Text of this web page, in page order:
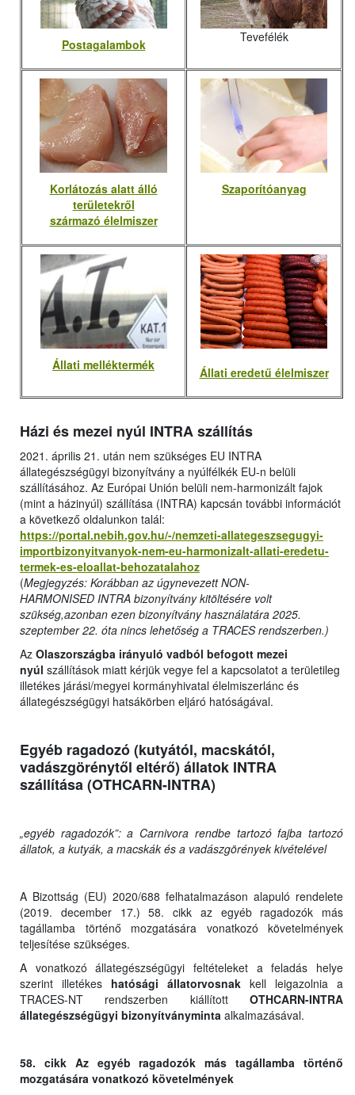
Postagalambok Tevefélék
Korlátozás alatt álló
területekről
származó élelmiszer
Szaporítóanyag
Állati melléktermék Állati eredetű élelmiszer
Házi és mezei nyúl INTRA szállítás
2021. április 21. után nem szükséges EU INTRA
állategészségügyi bizonyítvány a nyúlfélkék EU-n belüli
szállításához. Az Európai Unión belüli nem-harmonizált fajok
(mint a házinyúl) szállítása (INTRA) kapcsán további információt
a következő oldalunkon talál:
https://portal.nebih.gov.hu/-/nemzeti-allategeszsegugyi-
importbizonyitvanyok-nem-eu-harmonizalt-allati-eredetu-
termek-es-eloallat-behozatalahoz
(Megjegyzés: Korábban az úgynevezett NON-
HARMONISED INTRA bizonyítvány kitöltésére volt
szükség,azonban ezen bizonyítvány használatára 2025.
szeptember 22. óta nincs lehetőség a TRACES rendszerben.)
Az Olaszországba irányuló vadból befogott mezei
nyúl szállítások miatt kérjük vegye fel a kapcsolatot a területileg
illetékes járási/megyei kormányhivatal élelmiszerlánc és
állategészségügyi hatsákörben eljáró hatóságával.
Egyéb ragadozó (kutyától, macskától,
vadászgörénytől eltérő) állatok INTRA
szállítása (OTHCARN-INTRA)
„egyéb ragadozók”: a Carnivora rendbe tartozó fajba tartozó
állatok, a kutyák, a macskák és a vadászgörények kivételével
A Bizottság (EU) 2020/688 felhatalmazáson alapuló rendelete
(2019. december 17.) 58. cikk az egyéb ragadozók más
tagállamba történő mozgatására vonatkozó követelmények
teljesítése szükséges.
A vonatkozó állategészségügyi feltételeket a feladás helye
szerint illetékes hatósági állatorvosnak kell leigazolnia a
TRACES-NT rendszerben kiállított OTHCARN-INTRA
állategészségügyi bizonyítványminta alkalmazásával.
58. cikk Az egyéb ragadozók más tagállamba történő
mozgatására vonatkozó követelmények